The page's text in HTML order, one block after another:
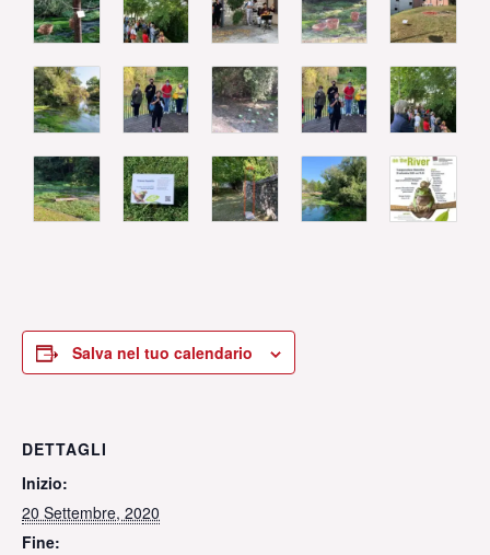
Salva nel tuo calendario
DETTAGLI
Inizio:
20 Settembre, 2020
Fine: